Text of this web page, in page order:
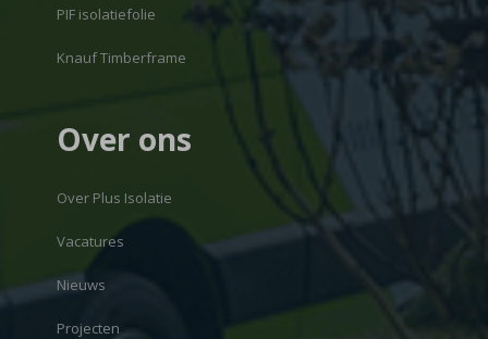
PIF isolatiefolie
Knauf Timberframe
Over ons
Over Plus Isolatie
Vacatures
Nieuws
Projecten